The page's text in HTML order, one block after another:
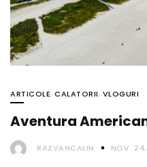
ARTICOLE, CALATORII, VLOGURI
Aventura
RAZVANCALIN NOV.